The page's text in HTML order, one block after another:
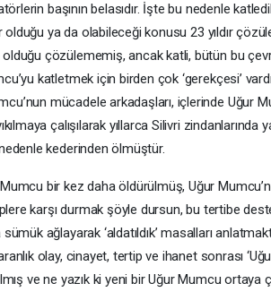
başının belasıdır. İşte bu nedenle
ya da olabileceği konusu 23 yıldır
çözülememiş, ancak katli, bütün bu
katletmek için birden çok ‘gerekçesi’
mücadele arkadaşları, içlerinde Uğur
çalışılarak yıllarca Silivri zindanlarında
kederinden ölmüştür.
bir kez daha öldürülmüş, Uğur
karşı durmak şöyle dursun, bu tertibe
ağlayarak ‘aldatıldık’ masalları
olay, cinayet, tertip ve ihanet sonrası
ve ne yazık ki yeni bir Uğur Mumcu ortaya